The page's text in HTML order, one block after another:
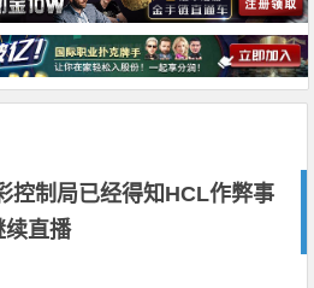
控制局已经得知HCL作弊事
续直播